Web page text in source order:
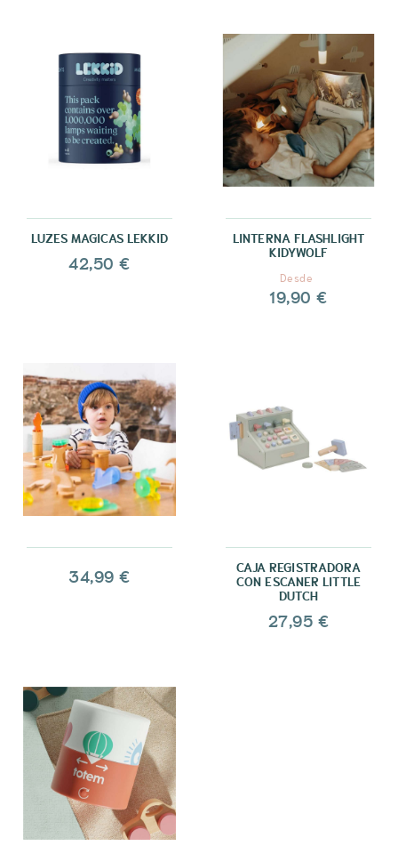
LUZES MAGICAS LEKKID
42,50 €
LINTERNA FLASHLIGHT
KIDYWOLF
Desde
19,90 €
34,99 € CAJA REGISTRADORA
CON ESCANER LITTLE
DUTCH
27,95 €